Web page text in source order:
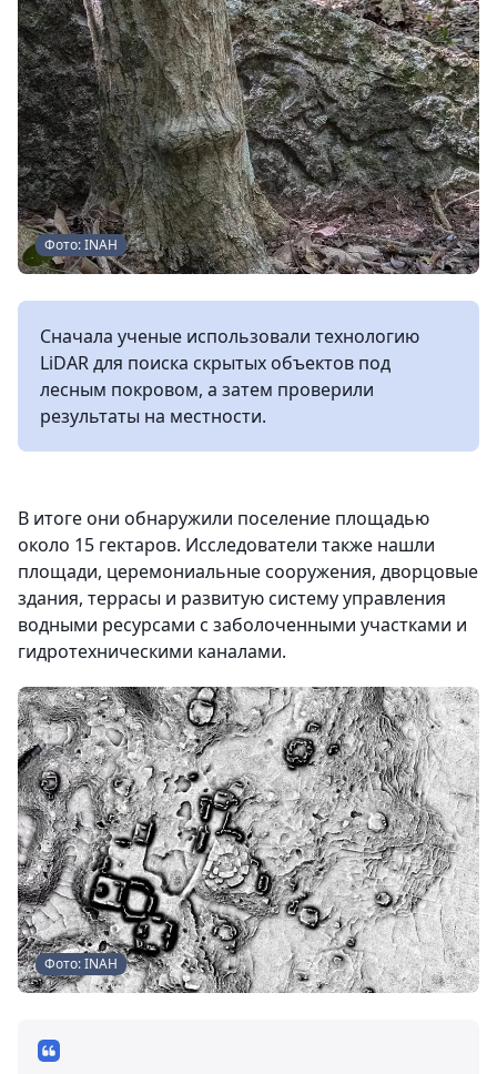
Фото: INAH
Сначала ученые использовали технологию
LiDAR для поиска скрытых объектов под
лесным покровом, а затем проверили
результаты на местности.
В итоге они обнаружили поселение площадью
около 15 гектаров. Исследователи также нашли
площади, церемониальные сооружения, дворцовые
здания, террасы и развитую систему управления
водными ресурсами с заболоченными участками и
гидротехническими каналами.
Фото: INAH